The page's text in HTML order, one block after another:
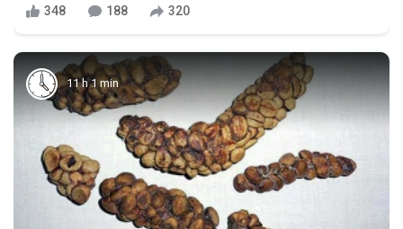
348 188 320
11 h 1 min